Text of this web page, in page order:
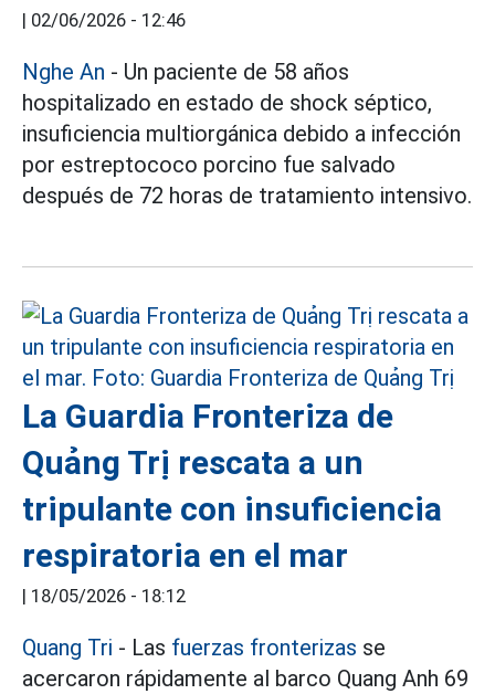
| 02/06/2026 - 12:46
Nghe An - Un paciente de 58 años
hospitalizado en estado de shock séptico,
insuficiencia multiorgánica debido a infección
por estreptococo porcino fue salvado
después de 72 horas de tratamiento intensivo.
La Guardia Fronteriza de
Quảng Trị rescata a un
tripulante con insuficiencia
respiratoria en el mar
| 18/05/2026 - 18:12
Quang Tri - Las fuerzas fronterizas se
acercaron rápidamente al barco Quang Anh 69